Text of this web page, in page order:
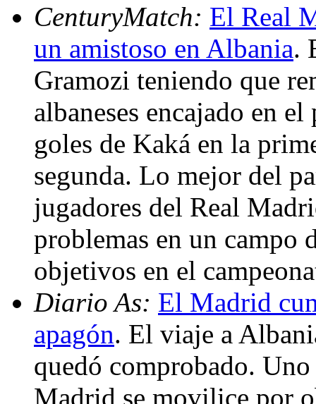
CenturyMatch: El Real
un amistoso en Albania.
Gramozi teniendo que
albaneses encajado en
goles de Kaká en la
segunda. Lo mejor del
jugadores del Real
problemas en un campo
objetivos en el
Diario As: El Madrid
apagón. El viaje a
quedó comprobado.
Madrid se movilice por